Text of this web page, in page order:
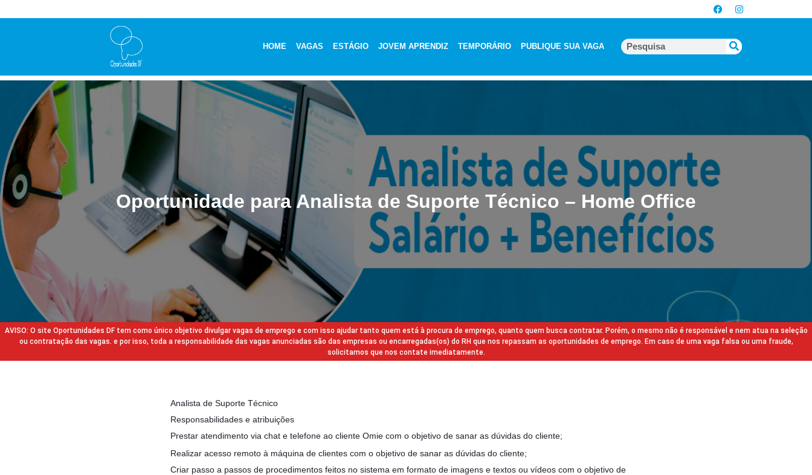
HOME VAGAS ESTÁGIO JOVEM APRENDIZ TEMPORÁRIO PUBLIQUE SUA VAGA
Oportunidade para Analista de Suporte Técnico – Home Office
AVISO: O site Oportunidades DF tem como único objetivo divulgar vagas de emprego e com isso ajudar tanto quem está à procura de emprego, quanto quem busca contratar. Porém, o mesmo não é responsável e nem atua na seleção
ou contratação das vagas. e por isso, toda a responsabilidade das vagas anunciadas são das empresas ou encarregadas(os) do RH que nos repassam as oportunidades de emprego. Em caso de uma vaga falsa ou uma fraude,
solicitamos que nos contate imediatamente.
Analista de Suporte Técnico
Responsabilidades e atribuições
Prestar atendimento via chat e telefone ao cliente Omie com o objetivo de sanar as dúvidas do cliente;
Realizar acesso remoto à máquina de clientes com o objetivo de sanar as dúvidas do cliente;
Criar passo a passos de procedimentos feitos no sistema em formato de imagens e textos ou vídeos com o objetivo de